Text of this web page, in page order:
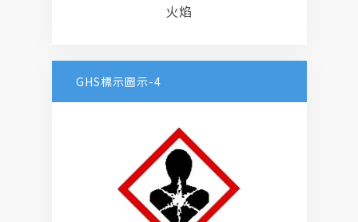
火焰
GHS標示圖示-4